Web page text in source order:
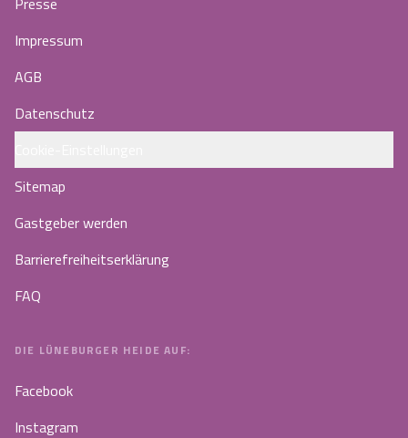
Impressum
AGB
Datenschutz
Sitemap
Gastgeber werden
Barrierefreiheitserklärung
FAQ
DIE LÜNEBURGER HEIDE AUF:
Facebook
Instagram